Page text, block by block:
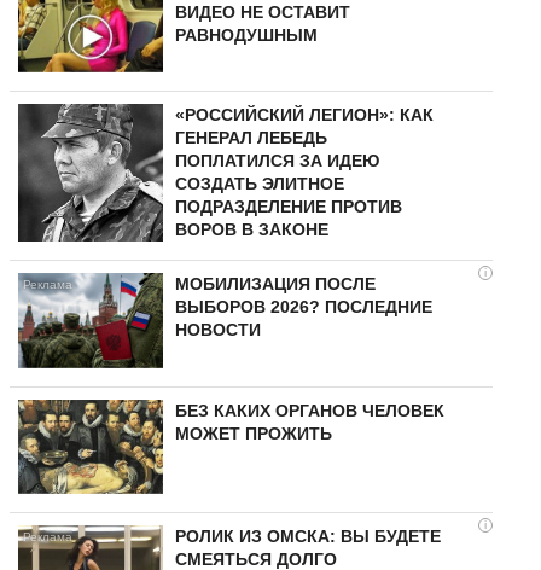
ВИДЕО НЕ ОСТАВИТ
РАВНОДУШНЫМ
«РОССИЙСКИЙ ЛЕГИОН»: КАК
ГЕНЕРАЛ ЛЕБЕДЬ
ПОПЛАТИЛСЯ ЗА ИДЕЮ
СОЗДАТЬ ЭЛИТНОЕ
ПОДРАЗДЕЛЕНИЕ ПРОТИВ
ВОРОВ В ЗАКОНЕ
i
МОБИЛИЗАЦИЯ ПОСЛЕ
ВЫБОРОВ 2026? ПОСЛЕДНИЕ
НОВОСТИ
БЕЗ КАКИХ ОРГАНОВ ЧЕЛОВЕК
МОЖЕТ ПРОЖИТЬ
i
РОЛИК ИЗ ОМСКА: ВЫ БУДЕТЕ
СМЕЯТЬСЯ ДОЛГО